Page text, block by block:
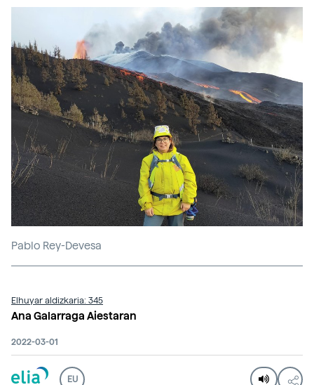
Pablo Rey-Devesa
Elhuyar aldizkaria: 345
Ana Galarraga Aiestaran
2022-03-01
EU